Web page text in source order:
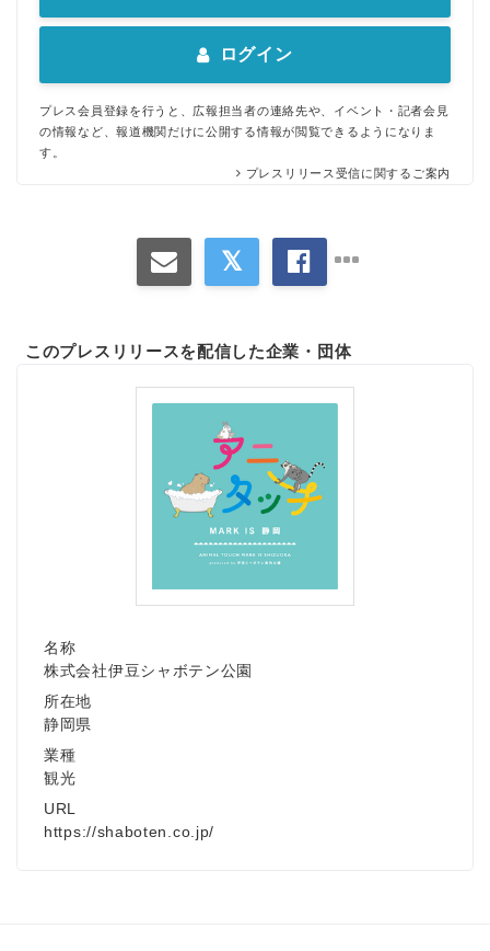
ログイン
プレス会員登録を行うと、広報担当者の連絡先や、イベント・記者会見
の情報など、報道機関だけに公開する情報が閲覧できるようになりま
す。
プレスリリース受信に関するご案内
このプレスリリースを配信した企業・団体
名称
株式会社伊豆シャボテン公園
所在地
静岡県
業種
観光
URL
https://shaboten.co.jp/